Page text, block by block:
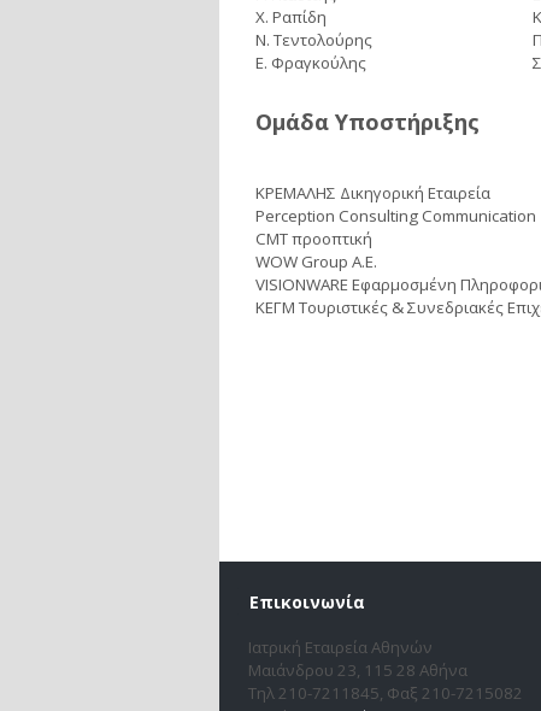
Χ. Ραπίδη
Ν. Τεντολούρης
Ε. Φραγκούλης
Ομάδα Υποστήριξης
ΚΡΕΜΑΛΗΣ Δικηγορική Εταιρεία
Perception Consulting Communication
CMT προοπτική
WOW Group Α.Ε.
VISIONWARE Εφαρμοσμένη
ΚΕΓΜ Τουριστικές & Συνεδριακές
Επικοινωνία
Ιατρική Εταιρεία Αθηνών
Μαιάνδρου 23, 115 28 Αθήνα
Τηλ 210-7211845, Φαξ 210-7215082